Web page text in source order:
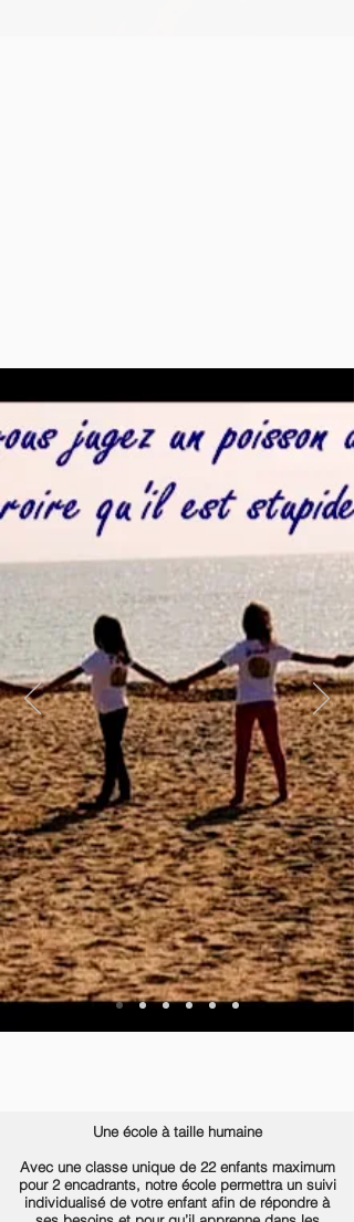
Une école à taille humaine
Avec une classe unique de 22 enfants maximum
pour 2 encadrants, notre école permettra un suivi
individualisé de votre enfant afin de répondre à